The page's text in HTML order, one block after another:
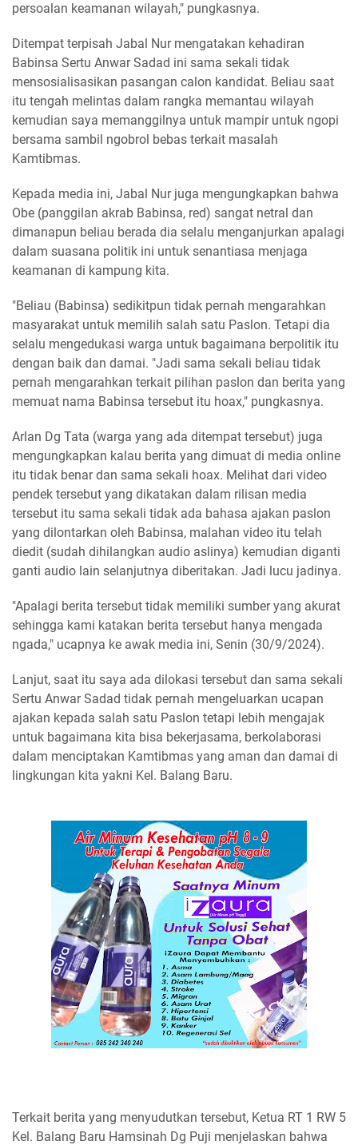
persoalan keamanan wilayah," pungkasnya.
Ditempat terpisah Jabal Nur mengatakan kehadiran
Babinsa Sertu Anwar Sadad ini sama sekali tidak
mensosialisasikan pasangan calon kandidat. Beliau saat
itu tengah melintas dalam rangka memantau wilayah
kemudian saya memanggilnya untuk mampir untuk ngopi
bersama sambil ngobrol bebas terkait masalah
Kamtibmas.
Kepada media ini, Jabal Nur juga mengungkapkan bahwa
Obe (panggilan akrab Babinsa, red) sangat netral dan
dimanapun beliau berada dia selalu menganjurkan apalagi
dalam suasana politik ini untuk senantiasa menjaga
keamanan di kampung kita.
"Beliau (Babinsa) sedikitpun tidak pernah mengarahkan
masyarakat untuk memilih salah satu Paslon. Tetapi dia
selalu mengedukasi warga untuk bagaimana berpolitik itu
dengan baik dan damai. "Jadi sama sekali beliau tidak
pernah mengarahkan terkait pilihan paslon dan berita yang
memuat nama Babinsa tersebut itu hoax," pungkasnya.
Arlan Dg Tata (warga yang ada ditempat tersebut) juga
mengungkapkan kalau berita yang dimuat di media online
itu tidak benar dan sama sekali hoax. Melihat dari video
pendek tersebut yang dikatakan dalam rilisan media
tersebut itu sama sekali tidak ada bahasa ajakan paslon
yang dilontarkan oleh Babinsa, malahan video itu telah
diedit (sudah dihilangkan audio aslinya) kemudian diganti
ganti audio lain selanjutnya diberitakan. Jadi lucu jadinya.
"Apalagi berita tersebut tidak memiliki sumber yang akurat
sehingga kami katakan berita tersebut hanya mengada
ngada," ucapnya ke awak media ini, Senin (30/9/2024).
Lanjut, saat itu saya ada dilokasi tersebut dan sama sekali
Sertu Anwar Sadad tidak pernah mengeluarkan ucapan
ajakan kepada salah satu Paslon tetapi lebih mengajak
untuk bagaimana kita bisa bekerjasama, berkolaborasi
dalam menciptakan Kamtibmas yang aman dan damai di
lingkungan kita yakni Kel. Balang Baru.
Terkait berita yang menyudutkan tersebut, Ketua RT 1 RW 5
Kel. Balang Baru Hamsinah Dg Puji menjelaskan bahwa